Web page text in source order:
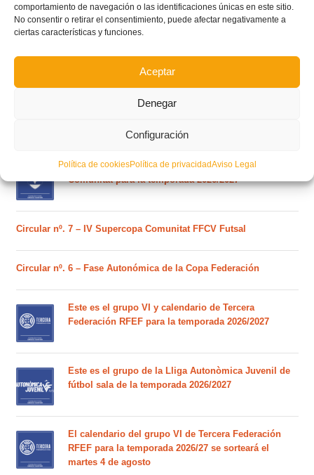
comportamiento de navegación o las identificaciones únicas en este sitio.
No consentir o retirar el consentimiento, puede afectar negativamente a
ciertas características y funciones.
Aceptar
Denegar
Configuración
Política de cookiesPolítica de privacidadAviso Legal
Ferran Torres se da un baño de masas y se convierte
Estos son los dos grupos y calendarios de Lliga
Comunitat para la temporada 2026/2027
Circular nº. 7 – IV Supercopa Comunitat FFCV Futsal
Circular nº. 6 – Fase Autonómica de la Copa Federación
Este es el grupo VI y calendario de Tercera
Federación RFEF para la temporada 2026/2027
Este es el grupo de la Lliga Autonòmica Juvenil de
fútbol sala de la temporada 2026/2027
El calendario del grupo VI de Tercera Federación
RFEF para la temporada 2026/27 se sorteará el
martes 4 de agosto